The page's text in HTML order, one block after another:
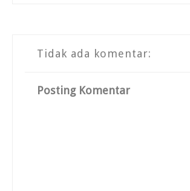
Tidak ada komentar:
Posting Komentar